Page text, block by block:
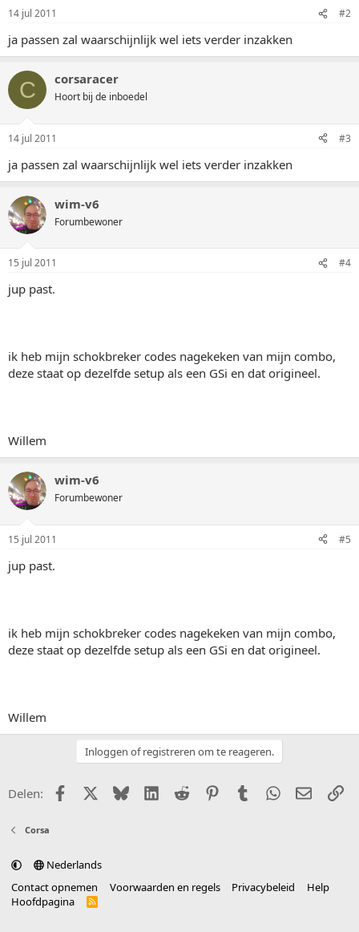
14 jul 2011 #2
ja passen zal waarschijnlijk wel iets verder inzakken
C corsaracer
Hoort bij de inboedel
14 jul 2011 #3
ja passen zal waarschijnlijk wel iets verder inzakken
wim-v6
Forumbewoner
15 jul 2011 #4
jup past.
ik heb mijn schokbreker codes nagekeken van mijn combo,
deze staat op dezelfde setup als een GSi en dat origineel.
Willem
wim-v6
Forumbewoner
15 jul 2011 #5
jup past.
ik heb mijn schokbreker codes nagekeken van mijn combo,
deze staat op dezelfde setup als een GSi en dat origineel.
Willem
Inloggen of registreren om te reageren.
Delen: FacebookX (Twitter)
BlueskyLinkedIn
Reddit PinterestTumblr WhatsApp
E-mail
Corsa
Nederlands
Contact opnemen
Voorwaarden en regels Privacybeleid
Help
Hoofdpagina
R